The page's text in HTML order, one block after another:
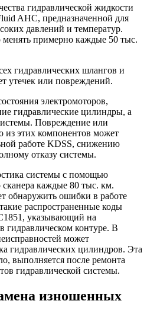
гидравлической жидкости
AHC, предназначенной для
давлений и температур.
примерно каждые 50 тыс.
гидравлических шлангов и
утечек или повреждений.
электромоторов,
гидравлические цилиндры, а
Повреждение или
из этих компонентов может
работе KDSS, снижению
отказу системы.
системы с помощью
сканера каждые 80 тыс. км.
обнаружить ошибки в работе
распространенные коды
указывающий на
гидравлическом контуре. В
может
гидравлических цилиндров. Эта
выполняется после ремонта
гидравлической системы.
изношенных